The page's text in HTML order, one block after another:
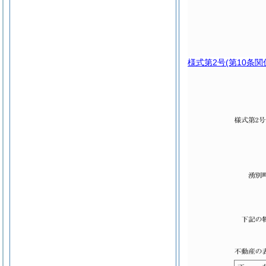
様式第2号(第10条関